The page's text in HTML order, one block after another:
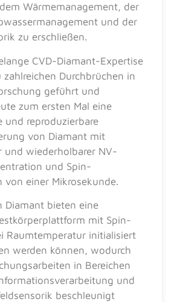
Wärmemanagement, der
und der
zu erschließen.
CVD-Diamant-Expertise
Durchbrüchen in
geführt und
zum ersten Mal eine
und reproduzierbare
von Diamant mit
und wiederholbarer NV-
und Spin-
von einer Mikrosekunde.
Diamant bieten eine
mit Spin-
Raumtemperatur initialisiert
werden können, wodurch
in Bereichen
und
beschleunigt